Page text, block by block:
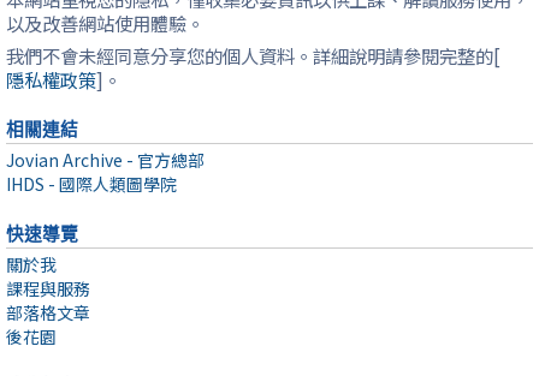
以及改善網站使用體驗。
我們不會未經同意分享您的個人資料。詳細說明請參閱完整的[
隱私權政策]。
相關連結
Jovian Archive - 官方總部
IHDS - 國際人類圖學院
快速導覽
關於我
課程與服務
部落格文章
後花園